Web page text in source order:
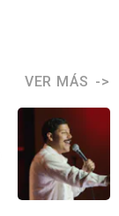
VER MÁS